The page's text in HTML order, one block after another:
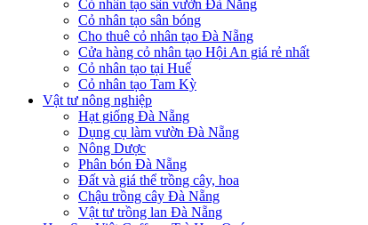
Cỏ nhân tạo sân vườn Đà Nẵng
Cỏ nhân tạo sân bóng
Cho thuê cỏ nhân tạo Đà Nẵng
Cửa hàng cỏ nhân tạo Hội An giá rẻ nhất
Cỏ nhân tạo tại Huế
Cỏ nhân tạo Tam Kỳ
Vật tư nông nghiệp
Hạt giống Đà Nẵng
Dụng cụ làm vườn Đà Nẵng
Nông Dược
Phân bón Đà Nẵng
Đất và giá thể trồng cây, hoa
Chậu trồng cây Đà Nẵng
Vật tư trồng lan Đà Nẵng